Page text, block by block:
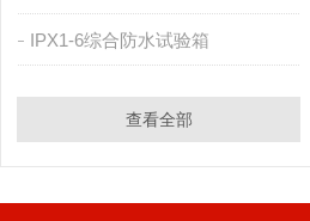
IPX1-6综合防水试验箱
查看全部